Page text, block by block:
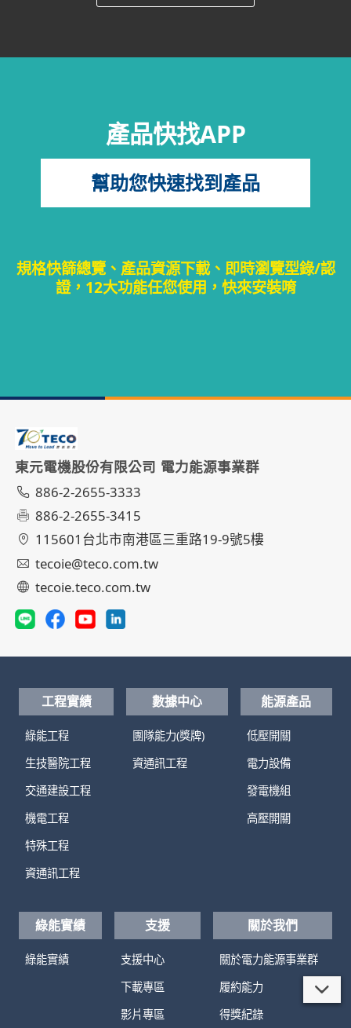
產品快找APP
幫助您快速找到產品
規格快篩總覽、產品資源下載、即時瀏覽型錄/認
證，12大功能任您使用，快來安裝唷
東元電機股份有限公司 電力能源事業群
886-2-2655-3333
886-2-2655-3415
115601台北市南港區三重路19-9號5樓
tecoie@teco.com.tw
tecoie.teco.com.tw
工程實績
綠能工程
生技醫院工程
交通建設工程
機電工程
特殊工程
資通訊工程
數據中心
團隊能力(獎牌)
資通訊工程
能源產品
低壓開關
電力設備
發電機組
高壓開關
綠能實績
綠能實績
支援
支援中心
下載專區
影片專區
關於我們
關於電力能源事業群
履約能力
得獎紀錄